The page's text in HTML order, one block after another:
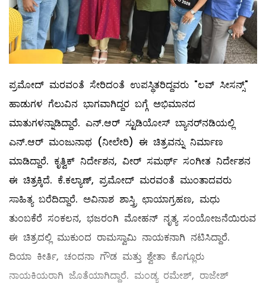
ಪ್ರಮೋದ್ ಮರವಂತೆ ಸೇರಿದಂತೆ ಉಪಸ್ಥಿತರಿದ್ದವರು "ಲವ್ ಸೀಸನ್ಸ್"
ಹಾಡುಗಳ ಗೆಲುವಿನ ಭಾಗವಾಗಿದ್ದರ ಬಗ್ಗೆ ಅಭಿಮಾನದ
ಮಾತುಗಳನ್ನಾಡಿದ್ದಾರೆ. ಎನ್.ಆರ್ ಸ್ಟುಡಿಯೋಸ್ ಬ್ಯಾನರ್‌ನಡಿಯಲ್ಲಿ
ಎನ್.ಆರ್ ಮಂಜುನಾಥ (ನೀಲೇರಿ) ಈ ಚಿತ್ರವನ್ನು ನಿರ್ಮಾಣ
ಮಾಡಿದ್ದಾರೆ. ಕೃತ್ವಿಕ್ ನಿರ್ದೇಶನ, ವೀರ್ ಸಮರ್ಥ್ ಸಂಗೀತ ನಿರ್ದೇಶನ
ಈ ಚಿತ್ರಕ್ಕಿದೆ. ಕೆ.ಕಲ್ಯಾಣ್, ಪ್ರಮೋದ್ ಮರವಂತೆ ಮುಂತಾದವರು
ಸಾಹಿತ್ಯ ಬರೆದಿದ್ದಾರೆ. ಅವಿನಾಶ ಶಾಸ್ತ್ರಿ ಛಾಯಾಗ್ರಹಣ, ಮಧು
ತುಂಬಕೆರೆ ಸಂಕಲನ, ಭಜರಂಗಿ ಮೋಹನ್ ನೃತ್ಯ ಸಂಯೋಜನೆಯಿರುವ
ಈ ಚಿತ್ರದಲ್ಲಿ ಮುಕುಂದ ರಾಮಸ್ವಾಮಿ ನಾಯಕನಾಗಿ ನಟಿಸಿದ್ದಾರೆ.
ದಿಯಾ ಕೀರ್ತಿ, ಚಂದನಾ ಗೌಡ ಮತ್ತು ಶ್ವೇತಾ ಕೊಗ್ಲೂರು
ನಾಯಕಿಯರಾಗಿ ಜೊತೆಯಾಗಿದ್ದಾರೆ. ಮಂಡ್ಯ ರಮೇಶ್, ರಾಜೇಶ್